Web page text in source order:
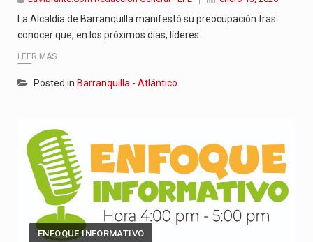
La Alcaldía de Barranquilla manifestó su preocupación tras
conocer que, en los próximos días, líderes…
LEER MÁS
Posted in Barranquilla - Atlántico
ENFOQUE INFORMATIVO